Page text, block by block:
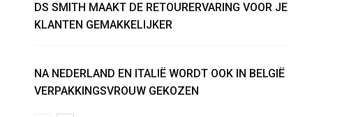
DS SMITH MAAKT DE RETOURERVARING VOOR JE
KLANTEN GEMAKKELIJKER
NA NEDERLAND EN ITALIË WORDT OOK IN BELGIË
VERPAKKINGSVROUW GEKOZEN